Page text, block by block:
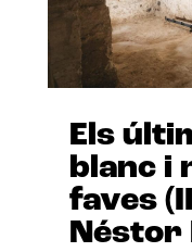
Els
blanc i
faves
Néstor